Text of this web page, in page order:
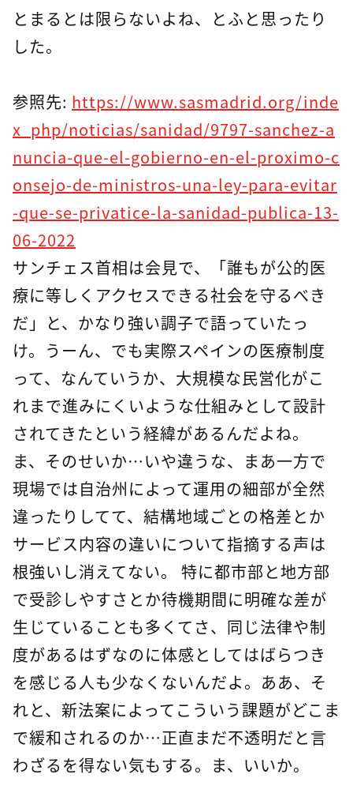
とまるとは限らないよね、とふと思ったり
した。
参照先: https://www.sasmadrid.org/inde
x_php/noticias/sanidad/9797-sanchez-a
nuncia-que-el-gobierno-en-el-proximo-c
onsejo-de-ministros-una-ley-para-evitar
-que-se-privatice-la-sanidad-publica-13-
06-2022
サンチェス首相は会見で、「誰もが公的医
療に等しくアクセスできる社会を守るべき
だ」と、かなり強い調子で語っていたっ
け。うーん、でも実際スペインの医療制度
って、なんていうか、大規模な民営化がこ
れまで進みにくいような仕組みとして設計
されてきたという経緯があるんだよね。
ま、そのせいか…いや違うな、まあ一方で
現場では自治州によって運用の細部が全然
違ったりしてて、結構地域ごとの格差とか
サービス内容の違いについて指摘する声は
根強いし消えてない。 特に都市部と地方部
で受診しやすさとか待機期間に明確な差が
生じていることも多くてさ、同じ法律や制
度があるはずなのに体感としてはばらつき
を感じる人も少なくないんだよ。ああ、そ
れと、新法案によってこういう課題がどこま
で緩和されるのか…正直まだ不透明だと言
わざるを得ない気もする。ま、いいか。